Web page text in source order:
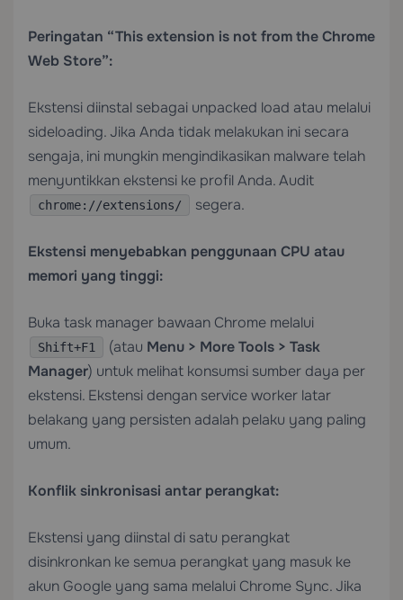
Peringatan “This extension is not from the Chrome
Web Store”:
Ekstensi diinstal sebagai unpacked load atau melalui
sideloading. Jika Anda tidak melakukan ini secara
sengaja, ini mungkin mengindikasikan malware telah
menyuntikkan ekstensi ke profil Anda. Audit
chrome://extensions/ segera.
Ekstensi menyebabkan penggunaan CPU atau
memori yang tinggi:
Buka task manager bawaan Chrome melalui
Shift+F1 (atau Menu > More Tools > Task
Manager) untuk melihat konsumsi sumber daya per
ekstensi. Ekstensi dengan service worker latar
belakang yang persisten adalah pelaku yang paling
umum.
Konflik sinkronisasi antar perangkat:
Ekstensi yang diinstal di satu perangkat
disinkronkan ke semua perangkat yang masuk ke
akun Google yang sama melalui Chrome Sync. Jika